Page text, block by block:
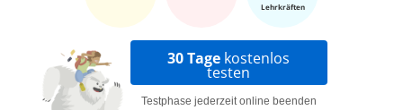
Lehrkräften
30 Tage kostenlos
testen
Testphase jederzeit online beenden